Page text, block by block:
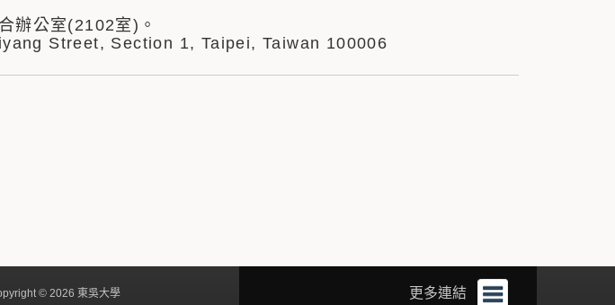
辦公室(2102室)。
Street, Section 1, Taipei, Taiwan 100006
更多連結
© 2026 東吳大學